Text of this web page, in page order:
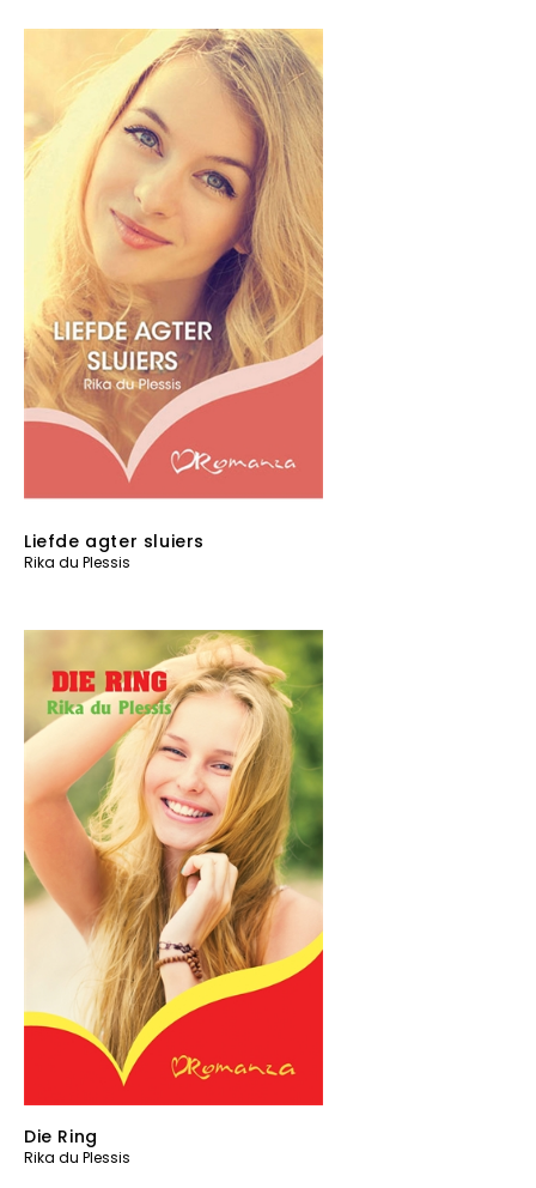
Liefde agter sluiers
Rika du Plessis
Die Ring
Rika du Plessis